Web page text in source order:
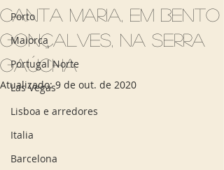
Porto
Maiorca
Portugal Norte
Las Vegas
Lisboa e arredores
Italia
Barcelona
Canta Maria, em Bento
Gonçalves, na Serra
Gaúcha
Atualizado:9 de out. de 2020